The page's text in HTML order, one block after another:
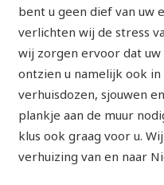
bent u geen dief van uw
verlichten wij de stress
wij zorgen ervoor dat
ontzien u namelijk ook
verhuisdozen, sjouwen
plankje aan de muur
klus ook graag voor u.
verhuizing van en naar